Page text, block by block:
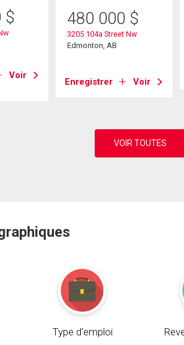
$
Voir
480 000 $
3205 104a Street Nw
Edmonton, AB
Enregistrer Voir
Type d'emploi